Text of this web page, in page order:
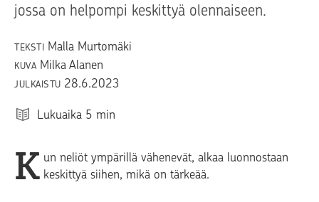
jossa on helpompi keskittyä olennaiseen.
TEKSTI Malla Murtomäki
KUVA Milka Alanen
JULKAISTU 28.6.2023
Lukuaika 5 min
K un neliöt ympärillä vähenevät, alkaa luonnostaan
keskittyä siihen, mikä on tärkeää.